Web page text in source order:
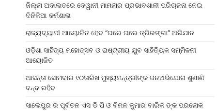
ଜିଲ୍ଲା ଅଦାଲତରେ ଦେୱାନୀ ମାମଲାର ପ୍ରଭାବଶାଳୀ ପରିଚାଳନା ନେଇ
ଦିନିକିଆ କର୍ମଶାଳା
ରାଜ୍ୟବ୍ୟାପୀ ଆୟୋଜିତ ହେବ “ଘରେ ଘରେ ତ୍ରିରଙ୍ଗା” ଅଭିଯାନ
ଓଡ଼ିଶା ସାହିତ୍ୟ ମହୋତ୍ସବ ଓ ରାଷ୍ଟ୍ରୀୟ ଯୁବ ସାହିତ୍ୟିକ ସମ୍ମିଳନୀ
ଆୟୋଜିତ
ଆସନ୍ତା ସୋମବାର ୧୦ତାରିଖ ମୁଖ୍ୟମନ୍ତ୍ରୀଙ୍କ ଜନଅଭିଯୋଗ ଶୁଣାଣି
ବନ୍ଦ ରହିବ
ସାଲେପୁର ର ପୂର୍ବତନ ଏସ ଡି ପି ଓ ବିମଳ କୁମାର ବାରିକ ଙ୍କ ପରଲୋକ